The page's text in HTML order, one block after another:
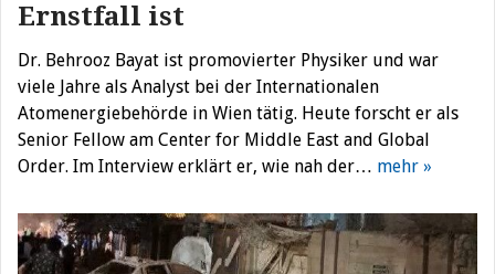
Ernstfall ist
Dr. Behrooz Bayat ist promovierter Physiker und war
viele Jahre als Analyst bei der Internationalen
Atomenergiebehörde in Wien tätig. Heute forscht er als
Senior Fellow am Center for Middle East and Global
Order. Im Interview erklärt er, wie nah der… mehr »